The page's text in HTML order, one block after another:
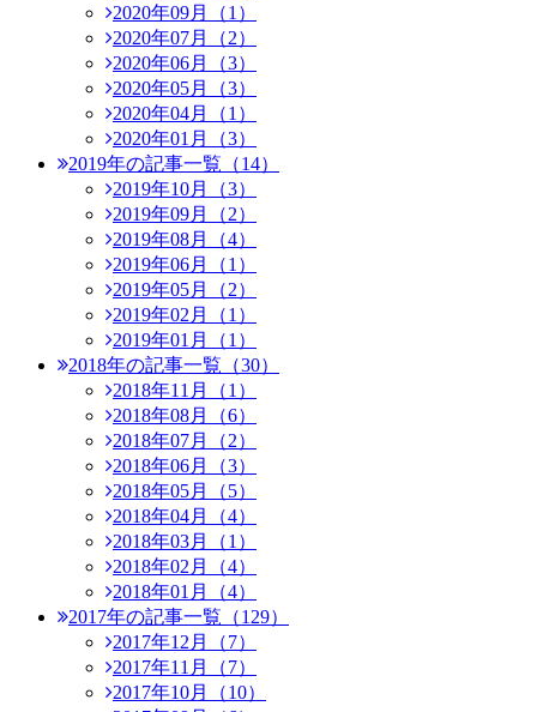
2020年09月（1）
2020年07月（2）
2020年06月（3）
2020年05月（3）
2020年04月（1）
2020年01月（3）
2019年の記事一覧（14）
2019年10月（3）
2019年09月（2）
2019年08月（4）
2019年06月（1）
2019年05月（2）
2019年02月（1）
2019年01月（1）
2018年の記事一覧（30）
2018年11月（1）
2018年08月（6）
2018年07月（2）
2018年06月（3）
2018年05月（5）
2018年04月（4）
2018年03月（1）
2018年02月（4）
2018年01月（4）
2017年の記事一覧（129）
2017年12月（7）
2017年11月（7）
2017年10月（10）